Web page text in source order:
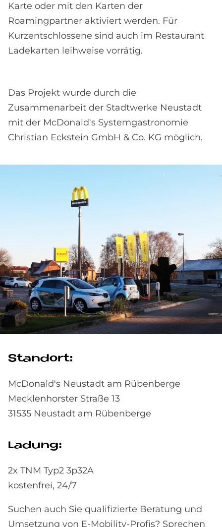
Karte oder mit den Karten der
Roamingpartner aktiviert werden. Für
Kurzentschlossene sind auch im Restaurant
Ladekarten leihweise vorrätig.
Das Projekt wurde durch die
Zusammenarbeit der Stadtwerke Neustadt
mit der McDonald's Systemgastronomie
Christian Eckstein GmbH & Co. KG möglich.
Stan­d­ort:
McDonald's Neustadt am Rübenberge
Mecklenhorster Straße 13
31535 Neustadt am Rübenberge
La­dung:
2x TNM Typ2 3p32A
kostenfrei, 24/7
Suchen auch Sie qualifizierte Beratung und
Umsetzung von E-Mobility-Profis? Sprechen